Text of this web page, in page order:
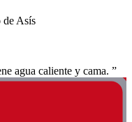
de Asís
agua caliente y cama. ”